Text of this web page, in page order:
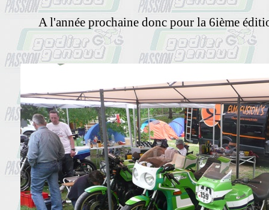
A l'année prochaine donc pour la 6ième